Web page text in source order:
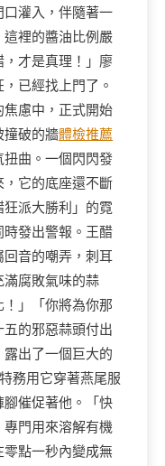
灌入，伴隨著一
裡的醬油比例嚴
才是真理！」廖
已經找上門了。
慮中，正式開始
撞破的牆體檢推薦
扭曲。一個閃閃發
它的底座還不斷
派大勝利」的霓
發出警報。王醋
音的嘲弄，刺耳
腐敗氣味的蒜
」「你將為你那
的邪惡蒜頭付出
出了一個巨大的
務用它穿著燕尾服
催促著他。「快
門用來溶解有機
點一秒內變成無